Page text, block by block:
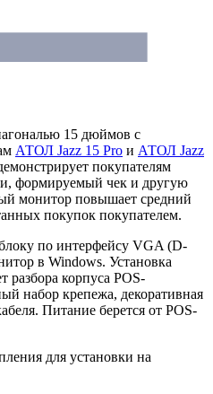
15 дюймов с
АТОЛ Jazz 15 Pro и АТОЛ Jazz
покупателям
формируемый чек и другую
монитор повышает средний
покупок покупателем.
по интерфейсу VGA (D-
в Windows. Установка
разбора корпуса POS-
набор крепежа, декоративная
Питание берется от POS-
для установки на